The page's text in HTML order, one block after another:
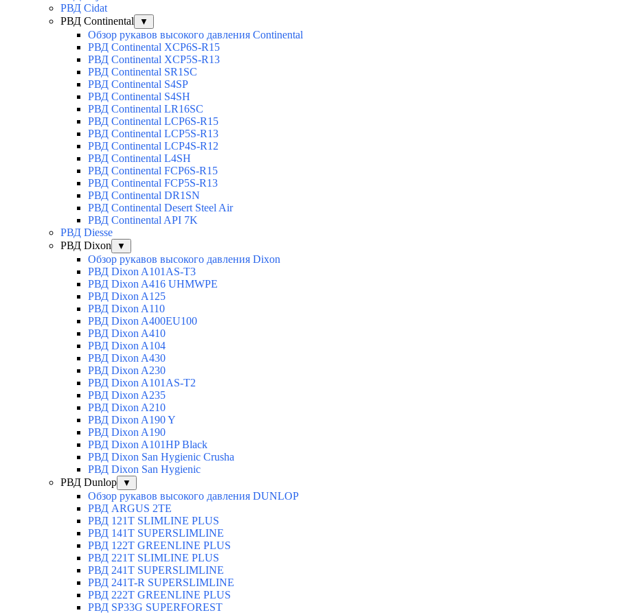
РВД Cidat
РВД Continental
▼
Обзор рукавов высокого давления Continental
РВД Continental XCP6S-R15
РВД Continental XCP5S-R13
РВД Continental SR1SC
РВД Continental S4SP
РВД Continental S4SH
РВД Continental LR16SC
РВД Continental LCP6S-R15
РВД Continental LCP5S-R13
РВД Continental LCP4S-R12
РВД Continental L4SH
РВД Continental FCP6S-R15
РВД Continental FCP5S-R13
РВД Continental DR1SN
РВД Continental Desert Steel Air
РВД Continental API 7K
РВД Diesse
РВД Dixon
▼
Обзор рукавов высокого давления Dixon
РВД Dixon A101AS-T3
РВД Dixon A416 UHMWPE
РВД Dixon A125
РВД Dixon A110
РВД Dixon A400EU100
РВД Dixon A410
РВД Dixon A104
РВД Dixon A430
РВД Dixon A230
РВД Dixon A101AS-T2
РВД Dixon A235
РВД Dixon A210
РВД Dixon A190 Y
РВД Dixon A190
РВД Dixon A101HP Black
РВД Dixon San Hygienic Crusha
РВД Dixon San Hygienic
РВД Dunlop
▼
Обзор рукавов высокого давления DUNLOP
РВД ARGUS 2TE
РВД 121T SLIMLINE PLUS
РВД 141T SUPERSLIMLINE
РВД 122T GREENLINE PLUS
РВД 221T SLIMLINE PLUS
РВД 241T SUPERSLIMLINE
РВД 241T-R SUPERSLIMLINE
РВД 222T GREENLINE PLUS
РВД SP33G SUPERFOREST